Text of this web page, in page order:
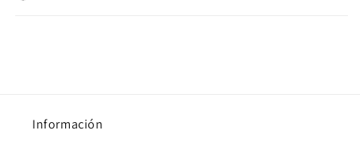
Información